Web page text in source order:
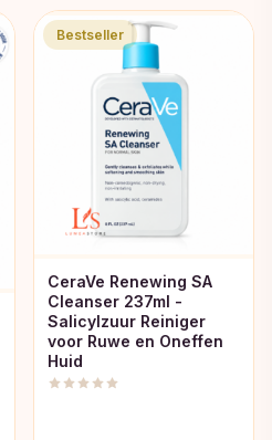
Bestseller
CeraVe Renewing SA
Cleanser 237ml -
Salicylzuur Reiniger
voor Ruwe en Oneffen
Huid